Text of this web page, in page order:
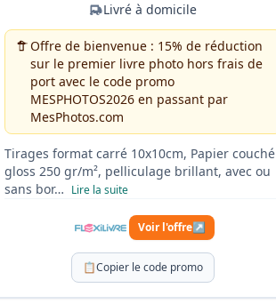
Livré à domicile
Offre de bienvenue : 15% de réduction
sur le premier livre photo hors frais de
port avec le code promo
MESPHOTOS2026 en passant par
MesPhotos.com
Tirages format carré 10x10cm, Papier couché
gloss 250 gr/m², pelliculage brillant, avec ou
sans bor… Lire la suite
Voir l'offre↗
📋Copier le code promo